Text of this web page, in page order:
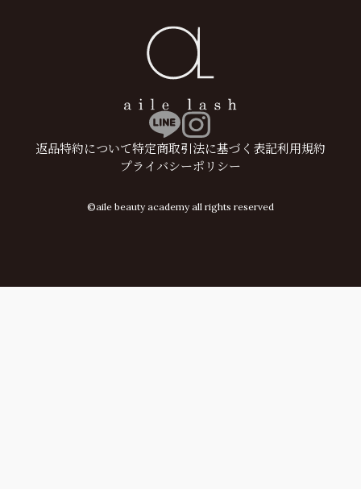
返品特約について特定商取引法に基づく表記利用規約
プライバシーポリシー
©aile beauty academy all rights reserved